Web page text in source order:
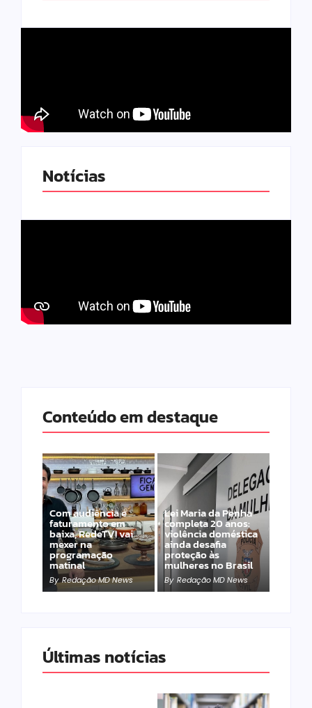
Notícias
Conteúdo em destaque
Com audiência e
faturamento em
baixa, RedeTV! vai
mexer na
programação
matinal
By Redação MD News
Lei Maria da Penha
completa 20 anos:
violência doméstica
ainda desafia
proteção às
mulheres no Brasil
By Redação MD News
Últimas notícias